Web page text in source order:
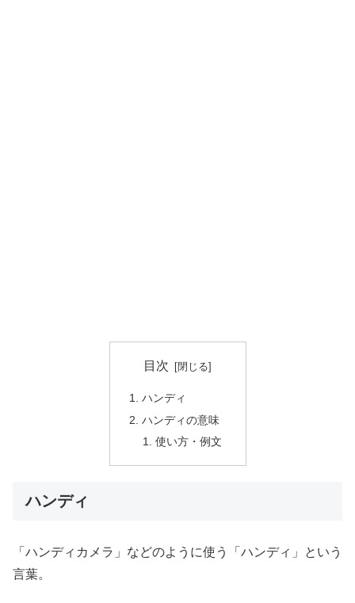
目次
ハンディ
ハンディの意味
使い方・例文
ハンディ
「ハンディカメラ」などのように使う「ハンディ」という
言葉。